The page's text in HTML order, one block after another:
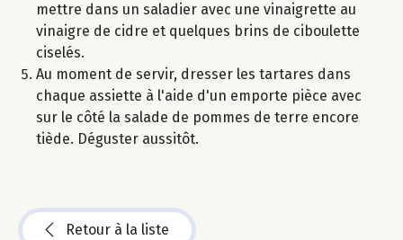
mettre dans un saladier avec une vinaigrette au
vinaigre de cidre et quelques brins de ciboulette
ciselés.
Au moment de servir, dresser les tartares dans
chaque assiette à l'aide d'un emporte pièce avec
sur le côté la salade de pommes de terre encore
tiède. Déguster aussitôt.
Retour à la liste